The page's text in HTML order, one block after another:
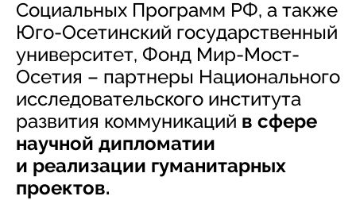
Социальных Программ РФ, а также
Юго-Осетинский государственный
университет, Фонд Мир-Мост-
Осетия – партнеры Национального
исследовательского института
развития коммуникаций в сфере
научной дипломатии
и реализации гуманитарных
проектов.